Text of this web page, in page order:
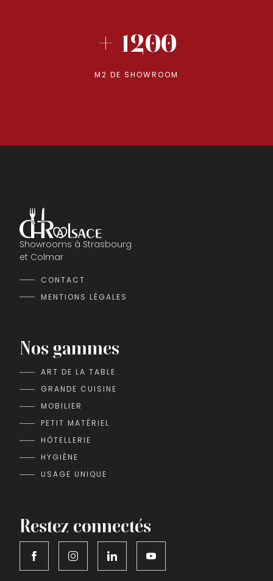
+ 1200
M2 DE SHOWROOM
Showrooms à Strasbourg
et Colmar
CONTACT
MENTIONS LÉGALES
Nos gammes
ART DE LA TABLE
GRANDE CUISINE
MOBILIER
PETIT MATÉRIEL
HÔTELLERIE
HYGIÈNE
USAGE UNIQUE
Restez connectés